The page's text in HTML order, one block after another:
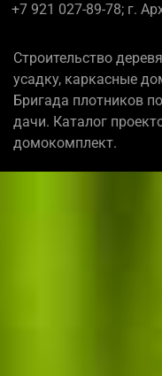
+7 921 027-89-78; г.
Строительство
усадку, каркасные
Бригада плотников
дачи. Каталог
домокомплект.